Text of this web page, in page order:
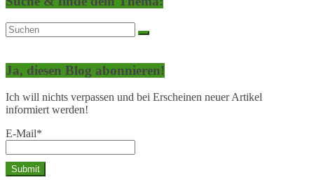
Ja, diesen Blog abonnieren!
Ich will nichts verpassen und bei Erscheinen neuer Artikel
informiert werden!
E-Mail*